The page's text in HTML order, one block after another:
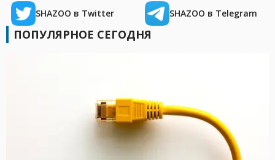
SHAZOO в Twitter SHAZOO в Telegram
ПОПУЛЯРНОЕ СЕГОДНЯ